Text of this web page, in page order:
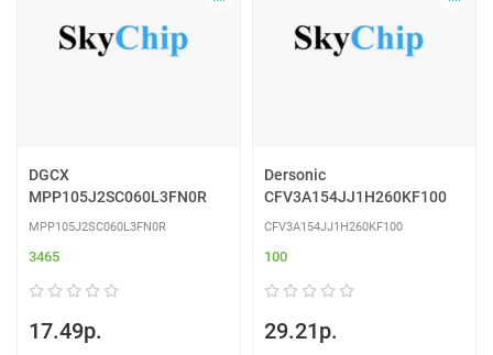
DGCX
MPP105J2SC060L3FN0R
MPP105J2SC060L3FN0R
3465
17.49р.
Dersonic
CFV3A154JJ1H260KF100
CFV3A154JJ1H260KF100
100
29.21р.